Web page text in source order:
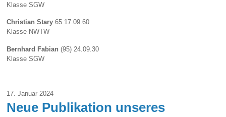
Klasse SGW
Christian Stary 65 17.09.60
Klasse NWTW
Bernhard Fabian (95) 24.09.30
Klasse SGW
17. Januar 2024
Neue Publikation unseres